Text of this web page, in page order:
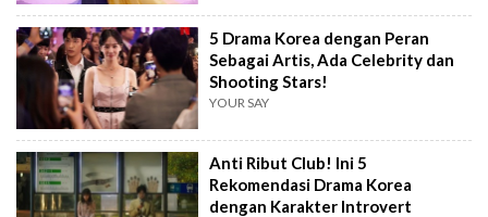
5 Drama Korea dengan Peran
Sebagai Artis, Ada Celebrity dan
Shooting Stars!
YOUR SAY
Anti Ribut Club! Ini 5
Rekomendasi Drama Korea
dengan Karakter Introvert